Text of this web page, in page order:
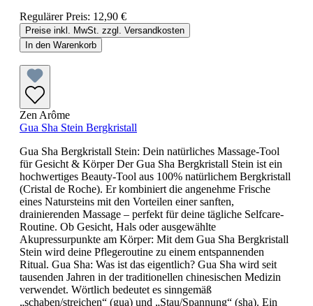
Regulärer Preis: 12,90 €
Preise inkl. MwSt. zzgl. Versandkosten
In den Warenkorb
Zen Arôme
Gua Sha Stein Bergkristall
Gua Sha Bergkristall Stein: Dein natürliches Massage-Tool
für Gesicht & Körper Der Gua Sha Bergkristall Stein ist ein
hochwertiges Beauty-Tool aus 100% natürlichem Bergkristall
(Cristal de Roche). Er kombiniert die angenehme Frische
eines Natursteins mit den Vorteilen einer sanften,
drainierenden Massage – perfekt für deine tägliche Selfcare-
Routine. Ob Gesicht, Hals oder ausgewählte
Akupressurpunkte am Körper: Mit dem Gua Sha Bergkristall
Stein wird deine Pflegeroutine zu einem entspannenden
Ritual. Gua Sha: Was ist das eigentlich? Gua Sha wird seit
tausenden Jahren in der traditionellen chinesischen Medizin
verwendet. Wörtlich bedeutet es sinngemäß
„schaben/streichen“ (gua) und „Stau/Spannung“ (sha). Ein